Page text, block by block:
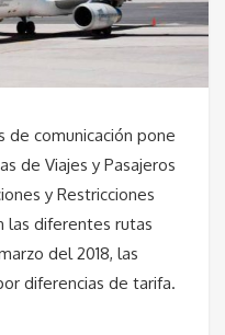
de comunicación pone
de Viajes y Pasajeros
y Restricciones
las diferentes rutas
del 2018, las
diferencias de tarifa.